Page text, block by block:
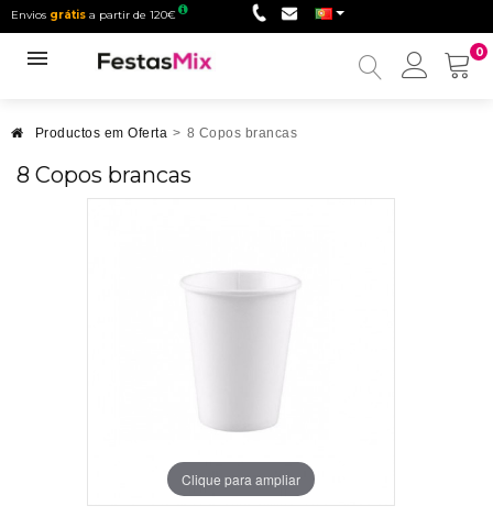
Envios grátis a partir de 120€
0
Minha
Productos em Oferta > 8 Copos brancas
8 Copos brancas
Clique para ampliar